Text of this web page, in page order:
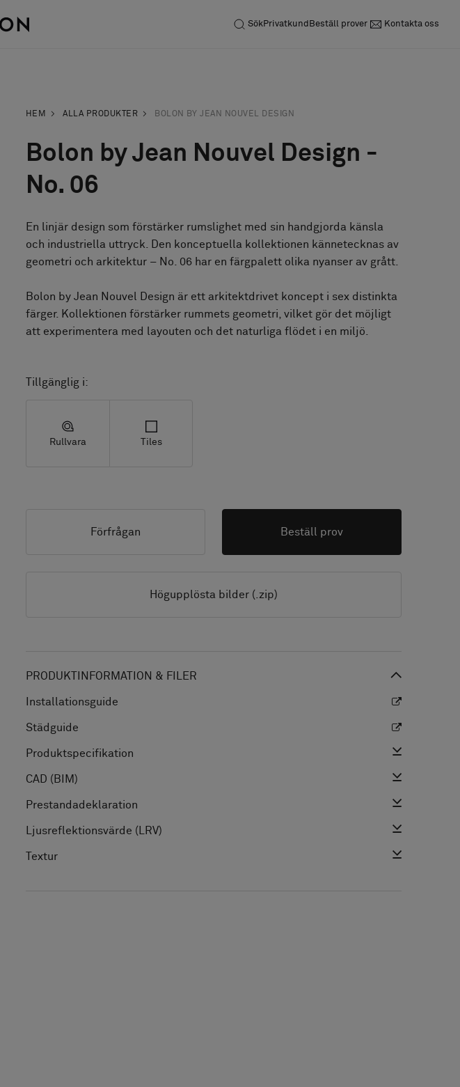
SökPrivatkund Beställ prover Kontakta oss
HEM ALLA PRODUKTER BOLON BY JEAN NOUVEL DESIGN
Bolon by Jean Nouvel Design -
No. 06
En linjär design som förstärker rumslighet med sin handgjorda känsla
och industriella uttryck. Den konceptuella kollektionen kännetecknas av
geometri och arkitektur – No. 06 har en färgpalett olika nyanser av grått.
Bolon by Jean Nouvel Design är ett arkitektdrivet koncept i sex distinkta
färger. Kollektionen förstärker rummets geometri, vilket gör det möjligt
att experimentera med layouten och det naturliga flödet i en miljö.
Tillgänglig i:
Rullvara Tiles
Förfrågan Beställ prov
Högupplösta bilder (.zip)
PRODUKTINFORMATION & FILER
Installationsguide
Städguide
Produktspecifikation
CAD (BIM)
Prestandadeklaration
Ljusreflektionsvärde (LRV)
Textur